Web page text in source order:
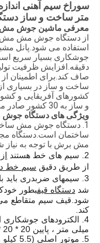
متر ساخت و ساز
معرفی ماشین جوش
از دستگاه جوش مش
استفاده می شود.پانل
صاف کند.برای
ساخت و ساز در بسیاری
کشورهای آفریقایی و
و ساز به 30 کشور صادر می شود.شهرت خوبی کسب کنید.
ویژگی های دستگاه
1. دستگاه جوش مش
ساختمان است.دستگاه
مش برش با توجه به نیاز
2. سیم های خط هستند
از طریق دقیق سیم خط
3. سیمهای ضربدری باید باشد
شد دستگاه قیفبطور
کند.
میلی متر ، پایین 20 * 20 * 20 میلی متر) ، با دوام.
5.